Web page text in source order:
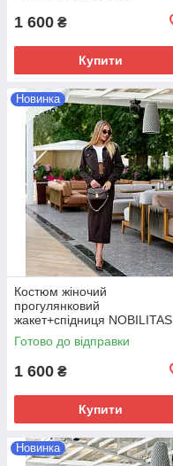
1 600 ₴
Купити
Новинка
Костюм жіночий
прогулянковий
жакет+спiдниця NOBILITAS
42-52 коричневого кольору
Готово до відправки
1 600 ₴
Купити
Новинка